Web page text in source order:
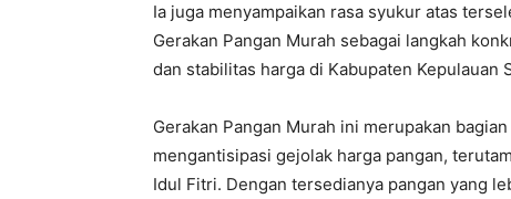
Ia juga menyampaikan rasa syukur atas
Gerakan Pangan Murah sebagai langkah
dan stabilitas harga di Kabupaten Kepulauan
Gerakan Pangan Murah ini merupakan
mengantisipasi gejolak harga pangan,
Idul Fitri. Dengan tersedianya pangan yang